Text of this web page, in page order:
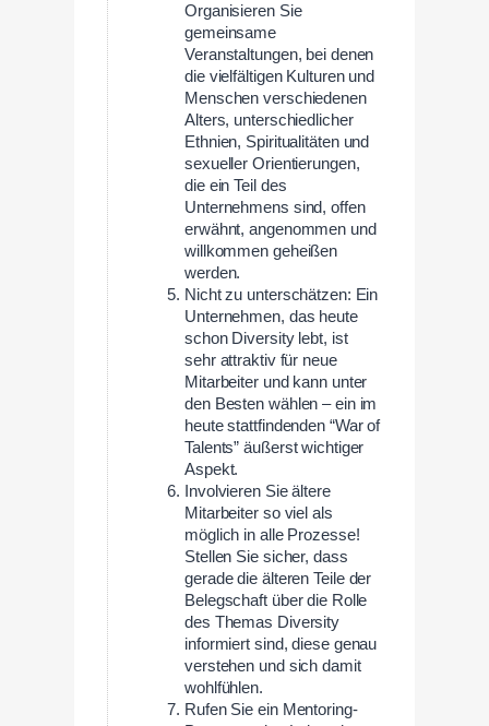
Organisieren Sie
gemeinsame
Veranstaltungen, bei denen
die vielfältigen Kulturen und
Menschen verschiedenen
Alters, unterschiedlicher
Ethnien, Spiritualitäten und
sexueller Orientierungen,
die ein Teil des
Unternehmens sind, offen
erwähnt, angenommen und
willkommen geheißen
werden.
Nicht zu unterschätzen: Ein
Unternehmen, das heute
schon Diversity lebt, ist
sehr attraktiv für neue
Mitarbeiter und kann unter
den Besten wählen – ein im
heute stattfindenden “War of
Talents” äußerst wichtiger
Aspekt.
Involvieren Sie ältere
Mitarbeiter so viel als
möglich in alle Prozesse!
Stellen Sie sicher, dass
gerade die älteren Teile der
Belegschaft über die Rolle
des Themas Diversity
informiert sind, diese genau
verstehen und sich damit
wohlfühlen.
Rufen Sie ein Mentoring-